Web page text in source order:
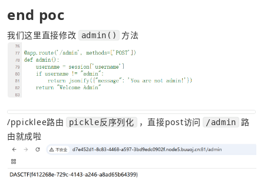
end poc
我们这里直接修改 admin() 方法
/ppicklee路由 pickle反序列化 ，直接post访问 /admin
路
由就成啦